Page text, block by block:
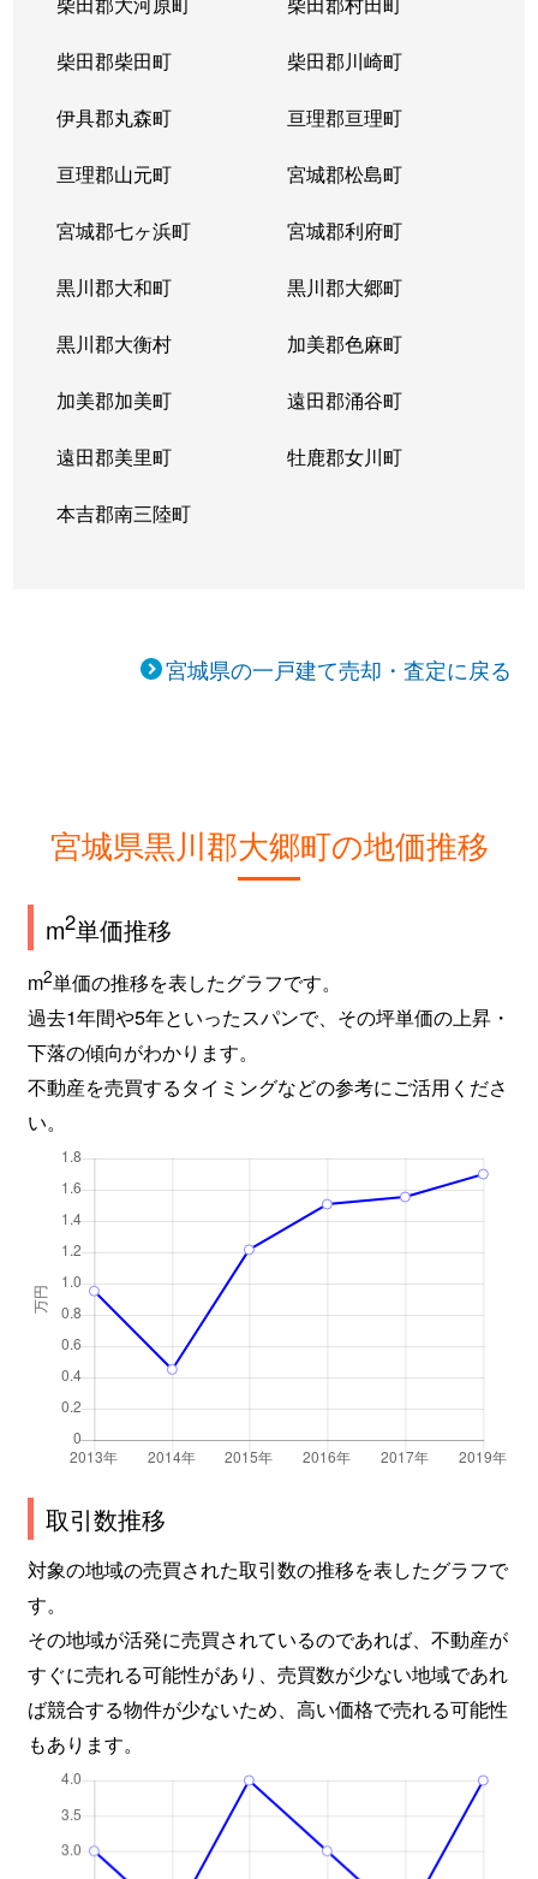
柴田郡柴田町 柴田郡川崎町
伊具郡丸森町 亘理郡亘理町
亘理郡山元町 宮城郡松島町
宮城郡七ヶ浜町 宮城郡利府町
黒川郡大和町 黒川郡大郷町
黒川郡大衡村 加美郡色麻町
加美郡加美町 遠田郡涌谷町
遠田郡美里町 牡鹿郡女川町
本吉郡南三陸町
宮城県の一戸建て売却・査定に戻る
宮城県黒川郡大郷町の地価推移
m2単価推移
m2単価の推移を表したグラフです。
過去1年間や5年といったスパンで、その坪単価の上昇・
下落の傾向がわかります。
不動産を売買するタイミングなどの参考にご活用くださ
い。
取引数推移
対象の地域の売買された取引数の推移を表したグラフで
す。
その地域が活発に売買されているのであれば、不動産が
すぐに売れる可能性があり、売買数が少ない地域であれ
ば競合する物件が少ないため、高い価格で売れる可能性
もあります。